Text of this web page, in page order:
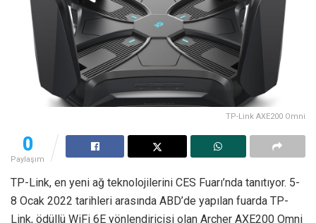
TP-Link AXE200 Omni
0
Paylaşım
TP-Link, en yeni ağ teknolojilerini CES Fuarı’nda tanıtıyor. 5-
8 Ocak 2022 tarihleri arasında ABD’de yapılan fuarda TP-
Link, ödüllü WiFi 6E yönlendiricisi olan Archer AXE200 Omni